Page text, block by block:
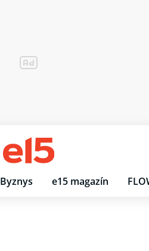
Byznys e15 magazín